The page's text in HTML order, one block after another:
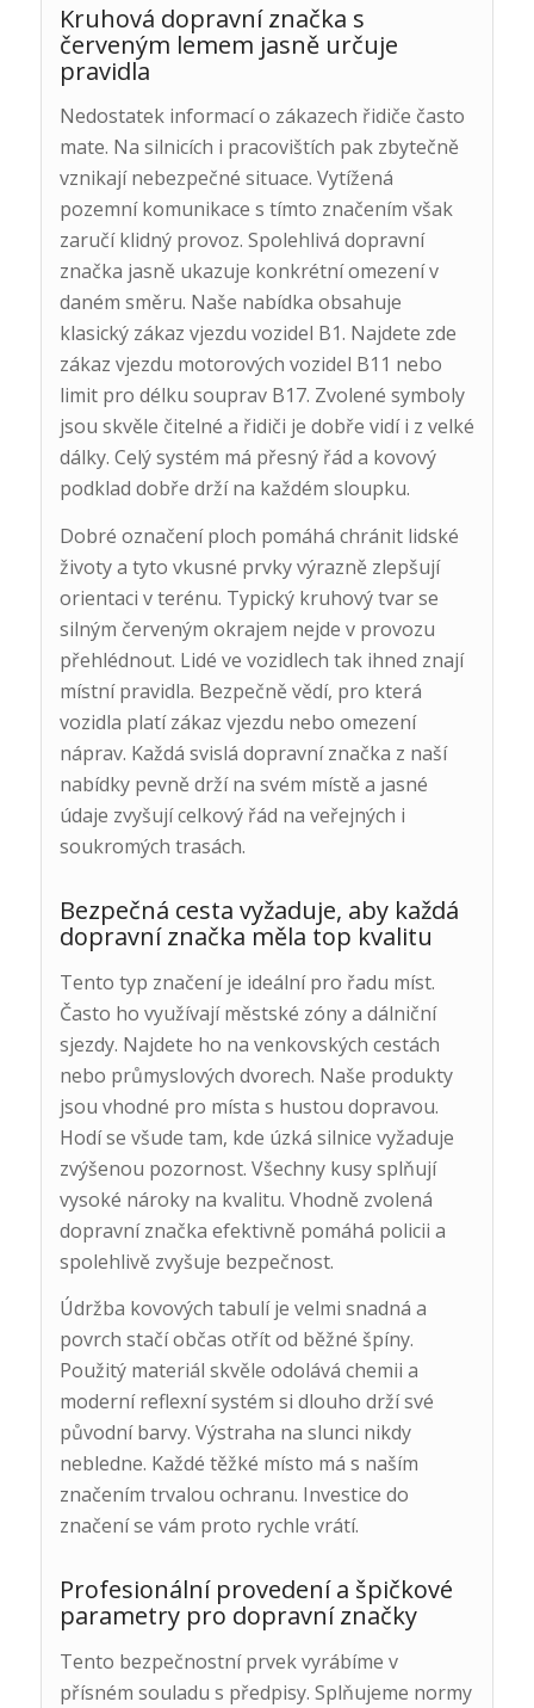
Kruhová dopravní značka s
červeným lemem jasně určuje
pravidla
Nedostatek informací o zákazech řidiče často
mate. Na silnicích i pracovištích pak zbytečně
vznikají nebezpečné situace. Vytížená
pozemní komunikace s tímto značením však
zaručí klidný provoz. Spolehlivá dopravní
značka jasně ukazuje konkrétní omezení v
daném směru. Naše nabídka obsahuje
klasický zákaz vjezdu vozidel B1. Najdete zde
zákaz vjezdu motorových vozidel B11 nebo
limit pro délku souprav B17. Zvolené symboly
jsou skvěle čitelné a řidiči je dobře vidí i z velké
dálky. Celý systém má přesný řád a kovový
podklad dobře drží na každém sloupku.
Dobré označení ploch pomáhá chránit lidské
životy a tyto vkusné prvky výrazně zlepšují
orientaci v terénu. Typický kruhový tvar se
silným červeným okrajem nejde v provozu
přehlédnout. Lidé ve vozidlech tak ihned znají
místní pravidla. Bezpečně vědí, pro která
vozidla platí zákaz vjezdu nebo omezení
náprav. Každá svislá dopravní značka z naší
nabídky pevně drží na svém místě a jasné
údaje zvyšují celkový řád na veřejných i
soukromých trasách.
Bezpečná cesta vyžaduje, aby každá
dopravní značka měla top kvalitu
Tento typ značení je ideální pro řadu míst.
Často ho využívají městské zóny a dálniční
sjezdy. Najdete ho na venkovských cestách
nebo průmyslových dvorech. Naše produkty
jsou vhodné pro místa s hustou dopravou.
Hodí se všude tam, kde úzká silnice vyžaduje
zvýšenou pozornost. Všechny kusy splňují
vysoké nároky na kvalitu. Vhodně zvolená
dopravní značka efektivně pomáhá policii a
spolehlivě zvyšuje bezpečnost.
Údržba kovových tabulí je velmi snadná a
povrch stačí občas otřít od běžné špíny.
Použitý materiál skvěle odolává chemii a
moderní reflexní systém si dlouho drží své
původní barvy. Výstraha na slunci nikdy
nebledne. Každé těžké místo má s naším
značením trvalou ochranu. Investice do
značení se vám proto rychle vrátí.
Profesionální provedení a špičkové
parametry pro dopravní značky
Tento bezpečnostní prvek vyrábíme v
přísném souladu s předpisy. Splňujeme normy